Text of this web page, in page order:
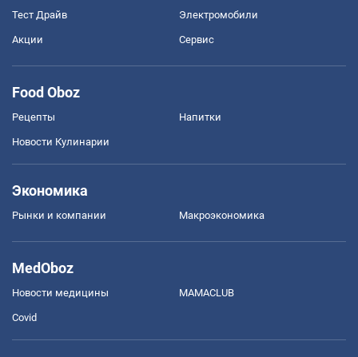
Тест Драйв Электромобили
Акции Сервис
Food Oboz
Рецепты Напитки
Новости Кулинарии
Экономика
Рынки и компании Mакроэкономика
MedOboz
Новости медицины MAMACLUB
Covid